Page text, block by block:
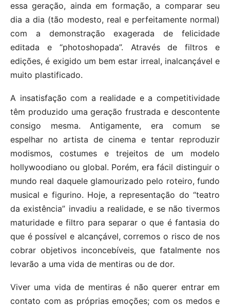
essa geração, ainda em formação, a comparar seu
dia a dia (tão modesto, real e perfeitamente normal)
com a demonstração exagerada de felicidade
editada e “photoshopada”. Através de filtros e
edições, é exigido um bem estar irreal, inalcançável e
muito plastificado.
A insatisfação com a realidade e a competitividade
têm produzido uma geração frustrada e descontente
consigo mesma. Antigamente, era comum se
espelhar no artista de cinema e tentar reproduzir
modismos, costumes e trejeitos de um modelo
hollywoodiano ou global. Porém, era fácil distinguir o
mundo real daquele glamourizado pelo roteiro, fundo
musical e figurino. Hoje, a representação do “teatro
da existência” invadiu a realidade, e se não tivermos
maturidade e filtro para separar o que é fantasia do
que é possível e alcançável, corremos o risco de nos
cobrar objetivos inconcebíveis, que fatalmente nos
levarão a uma vida de mentiras ou de dor.
Viver uma vida de mentiras é não querer entrar em
contato com as próprias emoções; com os medos e